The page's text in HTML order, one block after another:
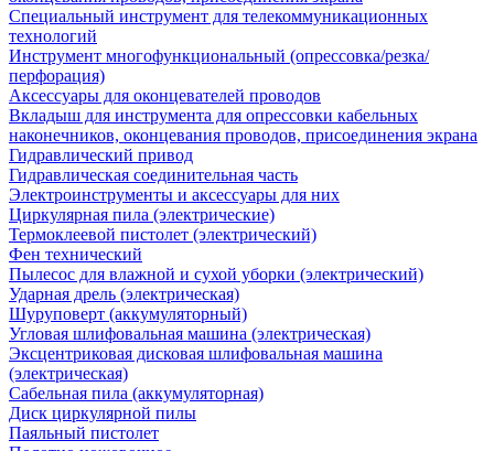
Специальный инструмент для телекоммуникационных
технологий
Инструмент многофункциональный (опрессовка/резка/
перфорация)
Аксессуары для оконцевателей проводов
Вкладыш для инструмента для опрессовки кабельных
наконечников, оконцевания проводов, присоединения экрана
Гидравлический привод
Гидравлическая соединительная часть
Электроинструменты и аксессуары для них
Циркулярная пила (электрические)
Термоклеевой пистолет (электрический)
Фен технический
Пылесос для влажной и сухой уборки (электрический)
Ударная дрель (электрическая)
Шуруповерт (аккумуляторный)
Угловая шлифовальная машина (электрическая)
Эксцентриковая дисковая шлифовальная машина
(электрическая)
Сабельная пила (аккумуляторная)
Диск циркулярной пилы
Паяльный пистолет